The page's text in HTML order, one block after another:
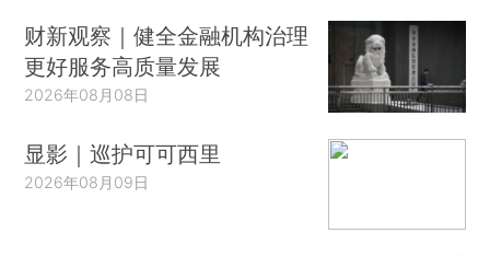
财新观察｜健全金融机构治理
更好服务高质量发展
2026年08月08日
显影｜巡护可可西里
2026年08月09日